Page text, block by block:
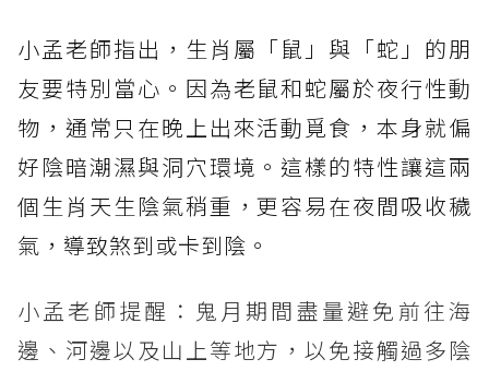
小孟老師指出，生肖屬「鼠」與「蛇」的朋
友要特別當心。因為老鼠和蛇屬於夜行性動
物，通常只在晚上出來活動覓食，本身就偏
好陰暗潮濕與洞穴環境。這樣的特性讓這兩
個生肖天生陰氣稍重，更容易在夜間吸收穢
氣，導致煞到或卡到陰。
小孟老師提醒：鬼月期間盡量避免前往海
邊、河邊以及山上等地方，以免接觸過多陰